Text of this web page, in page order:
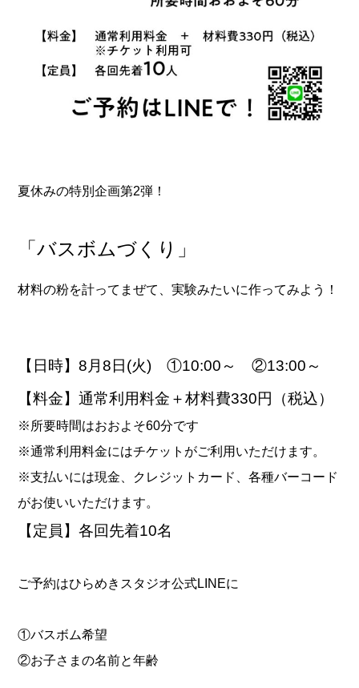
夏休みの特別企画第2弾！
「バスボムづくり」
材料の粉を計ってまぜて、実験みたいに作ってみよう！
【日時】8月8日(火) ①10:00～ ②13:00～
【料金】通常利用料金＋材料費330円（税込）
※所要時間はおおよそ60分です
※通常利用料金にはチケットがご利用いただけます。
※支払いには現金、クレジットカード、各種バーコード
がお使いいただけます。
【定員】各回先着10名
ご予約はひらめきスタジオ公式LINEに
①バスボム希望
②お子さまの名前と年齢